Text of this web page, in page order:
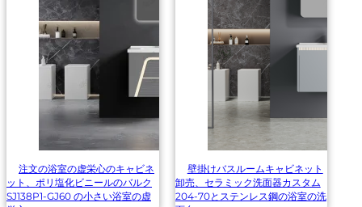
注文の浴室の虚栄心のキャビネ
ット、ポリ塩化ビニールのバルク
SJ138P1-GJ60 の小さい浴室の虚
壁掛けバスルームキャビネット
卸売、セラミック洗面器カスタム
204-70とステンレス鋼の浴室の洗